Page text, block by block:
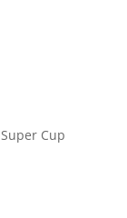
Super Cup